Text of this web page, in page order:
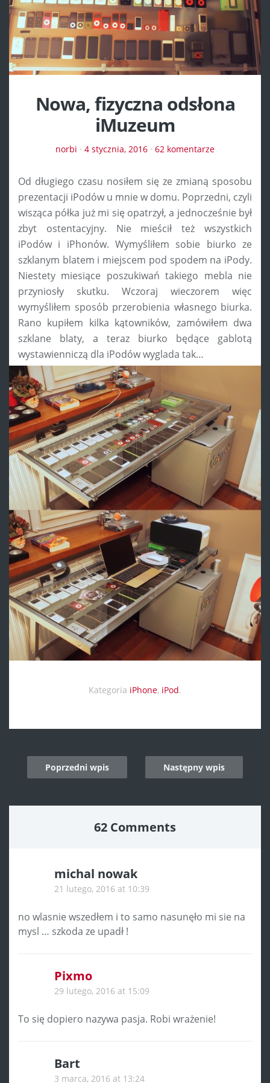
Nowa, fizyczna odsłona
iMuzeum
norbi · 4 stycznia, 2016 · 62 komentarze
Od długiego czasu nosiłem się ze zmianą sposobu
prezentacji iPodów u mnie w domu. Poprzedni, czyli
wisząca półka już mi się opatrzył, a jednocześnie był
zbyt ostentacyjny. Nie mieścił też wszystkich
iPodów i iPhonów. Wymyśliłem sobie biurko ze
szklanym blatem i miejscem pod spodem na iPody.
Niestety miesiące poszukiwań takiego mebla nie
przyniosły skutku. Wczoraj wieczorem więc
wymyśliłem sposób przerobienia własnego biurka.
Rano kupiłem kilka kątowników, zamówiłem dwa
szklane blaty, a teraz biurko będące gablotą
wystawienniczą dla iPodów wyglada tak…
Kategoria iPhone, iPod.
navigation
Poprzedni wpis Następny wpis
62 Comments
michal nowak
21 lutego, 2016 at 10:39
no wlasnie wszedłem i to samo nasunęło mi sie na
mysl … szkoda ze upadł !
Pixmo
29 lutego, 2016 at 15:09
To się dopiero nazywa pasja. Robi wrażenie!
Bart
3 marca, 2016 at 13:24